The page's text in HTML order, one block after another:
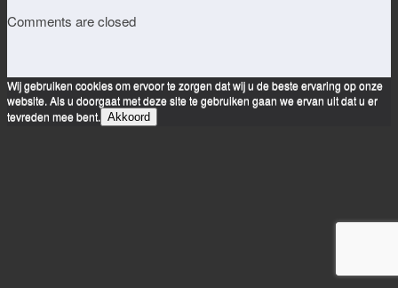
Comments are closed
Wij gebruiken cookies om ervoor te zorgen dat wij u de beste ervaring op onze
website. Als u doorgaat met deze site te gebruiken gaan we ervan uit dat u er
tevreden mee bent. Akkoord